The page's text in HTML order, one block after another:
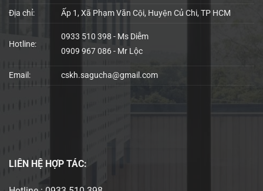
Địa chỉ: Ấp 1, Xã Phạm Văn Cội, Huyện Củ Chi, TP HCM
Hotline:
0933 510 398 - Ms Diễm
0909 967 086 - Mr Lộc
Email: cskh.sagucha@gmail.com
LIÊN HỆ HỢP TÁC: